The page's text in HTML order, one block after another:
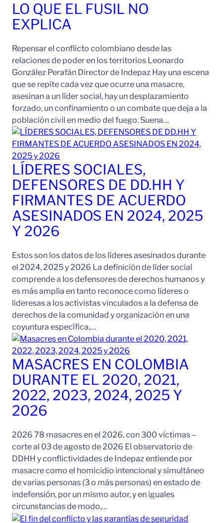
LO QUE EL FUSIL NO
EXPLICA
Repensar el conflicto colombiano desde las
relaciones de poder en los territorios Leonardo
González Perafán Director de Indepaz Hay una escena
que se repite cada vez que ocurre una masacre,
asesinan a un líder social, hay un desplazamiento
forzado, un confinamiento o un combate que deja a la
población civil en medio del fuego. Suena…
LÍDERES SOCIALES,
DEFENSORES DE DD.HH Y
FIRMANTES DE ACUERDO
ASESINADOS EN 2024, 2025
Y 2026
Estos son los datos de los líderes asesinados durante
el 2024, 2025 y 2026 La definición de líder social
comprende a los defensores de derechos humanos y
es más amplia en tanto reconoce como líderes o
lideresas a los activistas vinculados a la defensa de
derechos de la comunidad y organización en una
coyuntura específica,…
MASACRES EN COLOMBIA
DURANTE EL 2020, 2021,
2022, 2023, 2024, 2025 Y
2026
2026 78 masacres en el 2026, con 300 víctimas –
corte al 03 de agosto de 2026 El observatorio de
DDHH y conflictividades de Indepaz entiende por
masacre como el homicidio intencional y simultáneo
de varias personas (3 o más personas) en estado de
indefensión, por un mismo autor, y en iguales
circunstancias de modo,…